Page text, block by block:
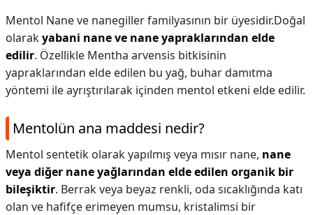
Mentol Nane ve nanegiller familyasının bir üyesidir.Doğal
olarakyabani nane ve nane yapraklarından elde
edilir. Özellikle Mentha arvensis bitkisinin
yapraklarından elde edilen bu yağ, buhar damıtma
yöntemi ile ayrıştırılarak içinden mentol etkeni elde edilir.
Mentolün ana maddesi nedir?
Mentol sentetik olarak yapılmış veya mısır nane, nane
veya diğer nane yağlarından elde edilen organik bir
bileşiktir. Berrak veya beyaz renkli, oda sıcaklığında katı
olan ve hafifçe erimeyen mumsu, kristalimsi bir